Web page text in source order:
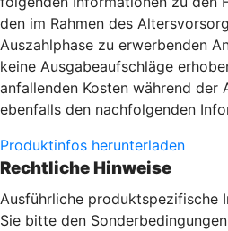
den im Rahmen des
Auszahlphase zu erwerbenden
keine Ausgabeaufschläge
anfallenden Kosten während der
ebenfalls den nachfolgenden
Produktinfos herunterladen
Rechtliche Hinweise
Ausführliche produktspezifische
Sie bitte den